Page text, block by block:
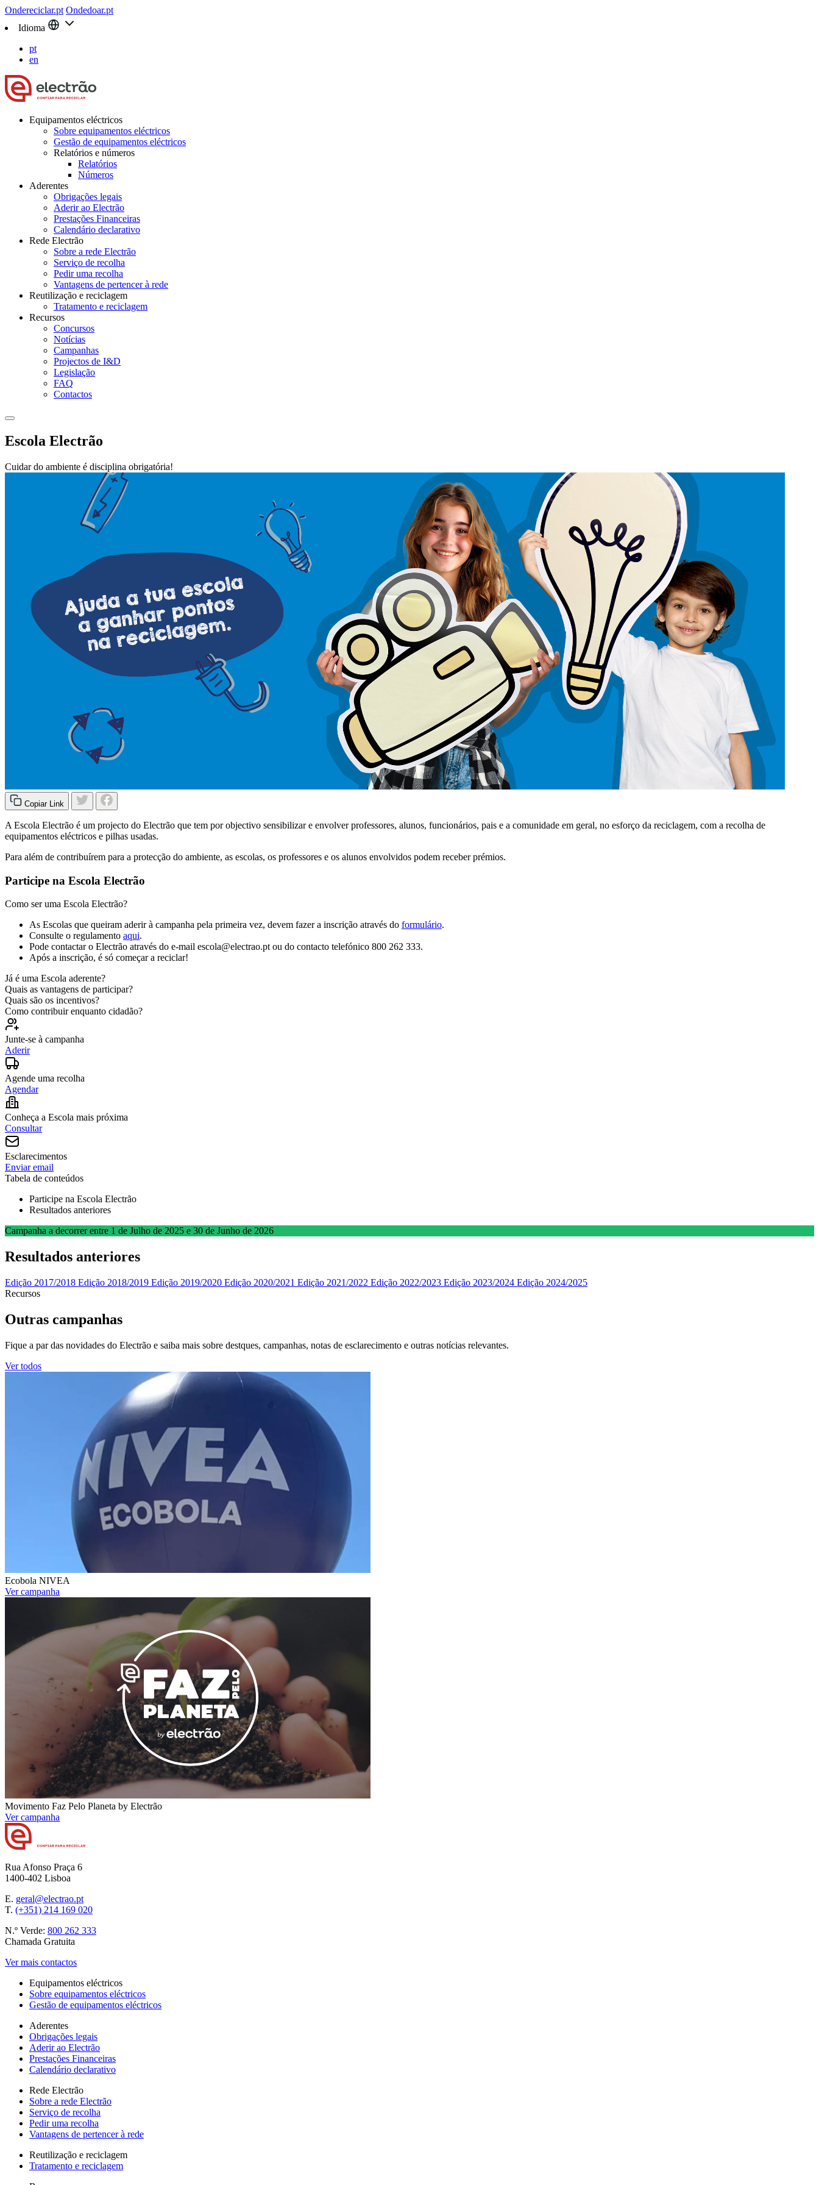
Ondereciclar.pt Ondedoar.pt
Idioma
pt
en
Equipamentos eléctricos
Sobre equipamentos eléctricos
Gestão de equipamentos eléctricos
Relatórios e números
Relatórios
Números
Aderentes
Obrigações legais
Aderir ao Electrão
Prestações Financeiras
Calendário declarativo
Rede Electrão
Sobre a rede Electrão
Serviço de recolha
Pedir uma recolha
Vantagens de pertencer à rede
Reutilização e reciclagem
Tratamento e reciclagem
Recursos
Concursos
Notícias
Campanhas
Projectos de I&D
Legislação
FAQ
Contactos
Escola Electrão
Cuidar do ambiente é disciplina obrigatória!
Copiar Link
A Escola Electrão é um projecto do Electrão que tem por objectivo sensibilizar e envolver professores, alunos, funcionários, pais e a comunidade em geral, no esforço da reciclagem, com a recolha de
equipamentos eléctricos e pilhas usadas.
Para além de contribuírem para a protecção do ambiente, as escolas, os professores e os alunos envolvidos podem receber prémios.
Participe na Escola Electrão
Como ser uma Escola Electrão?
As Escolas que queiram aderir à campanha pela primeira vez, devem fazer a inscrição através do formulário.
Consulte o regulamento aqui.
Pode contactar o Electrão através do e-mail escola@electrao.pt ou do contacto telefónico 800 262 333.
Após a inscrição, é só começar a reciclar!
Já é uma Escola aderente?
Quais as vantagens de participar?
Quais são os incentivos?
Como contribuir enquanto cidadão?
Junte-se à campanha
Aderir
Agende uma recolha
Agendar
Conheça a Escola mais próxima
Consultar
Esclarecimentos
Enviar email
Tabela de conteúdos
Participe na Escola Electrão
Resultados anteriores
Campanha a decorrer entre 1 de Julho de 2025 e 30 de Junho de 2026
Resultados anteriores
Edição 2017/2018 Edição 2018/2019 Edição 2019/2020 Edição 2020/2021 Edição 2021/2022 Edição 2022/2023 Edição 2023/2024 Edição 2024/2025
Recursos
Outras campanhas
Fique a par das novidades do Electrão e saiba mais sobre destques, campanhas, notas de esclarecimento e outras notícias relevantes.
Ver todos
Ecobola NIVEA
Ver campanha
Movimento Faz Pelo Planeta by Electrão
Ver campanha
Rua Afonso Praça 6
1400-402 Lisboa
E. geral@electrao.pt
T. (+351) 214 169 020
N.º Verde: 800 262 333
Chamada Gratuita
Ver mais contactos
Equipamentos eléctricos
Sobre equipamentos eléctricos
Gestão de equipamentos eléctricos
Aderentes
Obrigações legais
Aderir ao Electrão
Prestações Financeiras
Calendário declarativo
Rede Electrão
Sobre a rede Electrão
Serviço de recolha
Pedir uma recolha
Vantagens de pertencer à rede
Reutilização e reciclagem
Tratamento e reciclagem